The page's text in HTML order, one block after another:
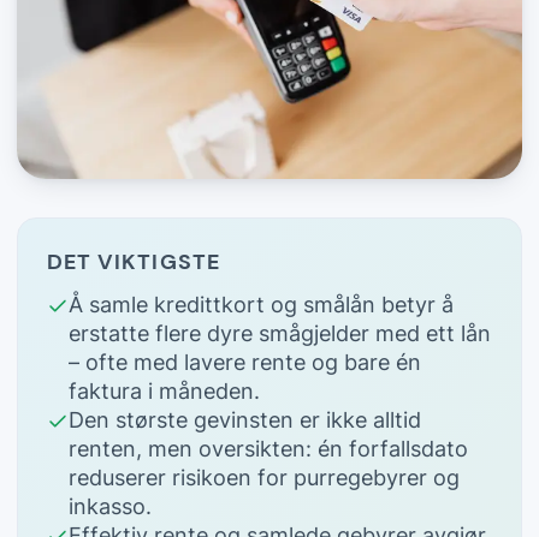
DET VIKTIGSTE
Å samle kredittkort og smålån betyr å
erstatte flere dyre smågjelder med ett lån
– ofte med lavere rente og bare én
faktura i måneden.
Den største gevinsten er ikke alltid
renten, men oversikten: én forfallsdato
reduserer risikoen for purregebyrer og
inkasso.